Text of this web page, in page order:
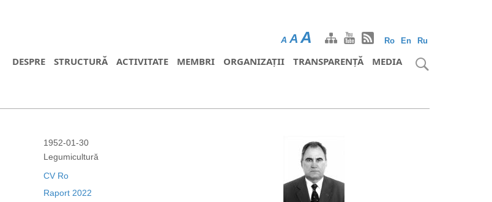
Ro En Ru
A A A
DESPRE STRUCTURĂ ACTIVITATE MEMBRI ORGANIZAȚII TRANSPARENȚĂ MEDIA
1952-01-30
Legumicultură
CV Ro
Raport 2022